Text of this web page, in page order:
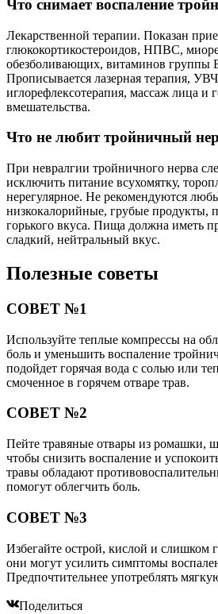
Что снимает воспаление
Лекарственной терапии. Показан
глюкокортикостероидов, НПВС,
обезболивающих, витаминов группы
Прописывается лазерная терапия,
иглорефлексотерапия, массаж лица и
вмешательства.
Что не любит тройничный
При невралгии тройничного нерва
исключить питание всухомятку,
нерегулярное. Не рекомендуются
низкокалорийные, грубые продукты,
горького вкуса. Пища должна иметь
сладкий, нейтральный вкус.
Полезные советы
СОВЕТ №1
Используйте теплые компрессы на
боль и уменьшить воспаление
подойдет горячая вода с солью или
смоченное в горячем отваре трав.
СОВЕТ №2
Пейте травяные отвары из ромашки,
чтобы снизить воспаление и
травы обладают
помогут облегчить боль.
СОВЕТ №3
Избегайте острой, кислой и слишком
они могут усилить симптомы
Предпочтительнее употреблять
Поделиться